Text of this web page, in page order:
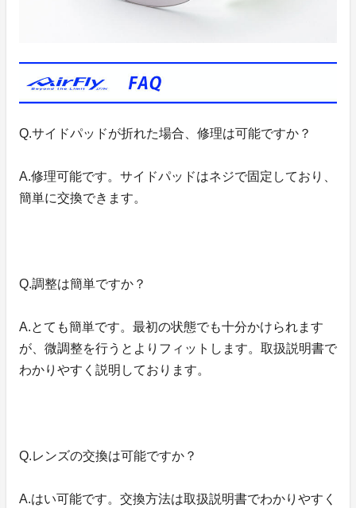
Q.サイドパッドが折れた場合、修理は可能ですか？
A.修理可能です。サイドパッドはネジで固定しており、
簡単に交換できます。
Q.調整は簡単ですか？
A.とても簡単です。最初の状態でも十分かけられます
が、微調整を行うとよりフィットします。取扱説明書で
わかりやすく説明しております。
Q.レンズの交換は可能ですか？
A.はい可能です。交換方法は取扱説明書でわかりやすく